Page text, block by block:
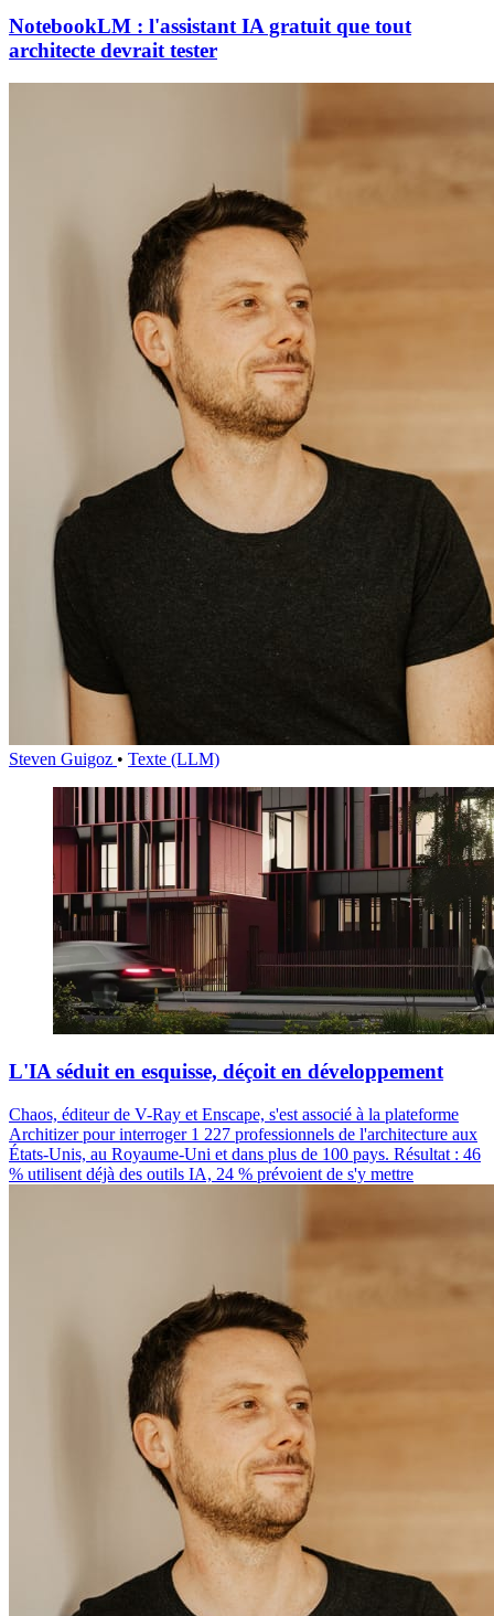
NotebookLM : l'assistant IA gratuit que tout
architecte devrait tester
Steven Guigoz • Texte (LLM)
L'IA séduit en esquisse, déçoit en développement
Chaos, éditeur de V-Ray et Enscape, s'est associé à la plateforme
Architizer pour interroger 1 227 professionnels de l'architecture aux
États-Unis, au Royaume-Uni et dans plus de 100 pays. Résultat : 46
% utilisent déjà des outils IA, 24 % prévoient de s'y mettre